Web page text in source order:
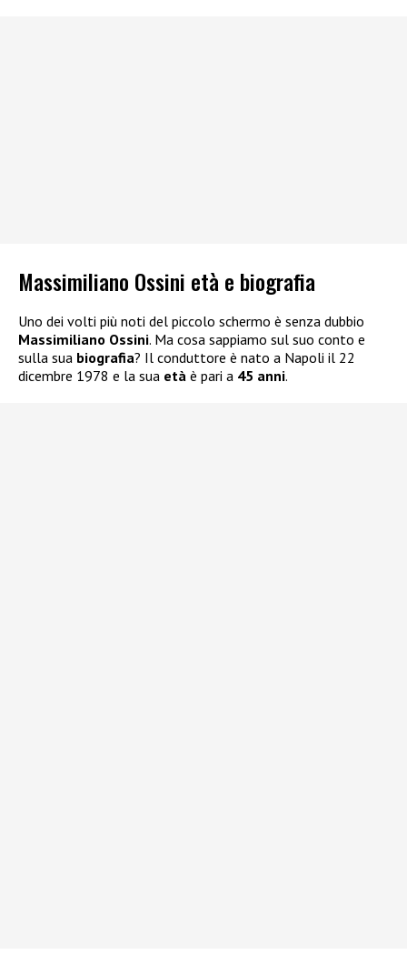
Massimiliano Ossini età e biografia
Uno dei volti più noti del piccolo schermo è senza dubbio
Massimiliano Ossini. Ma cosa sappiamo sul suo conto e
sulla sua biografia? Il conduttore è nato a Napoli il 22
dicembre 1978 e la sua età è pari a 45 anni.